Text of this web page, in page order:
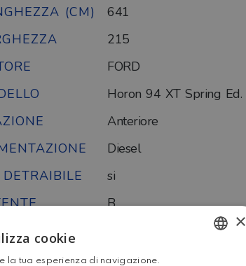
(CM)
641
215
FORD
Horon 94 XT Spring Ed.
Anteriore
Diesel
si
B
×
cookie
la tua esperienza di navigazione.